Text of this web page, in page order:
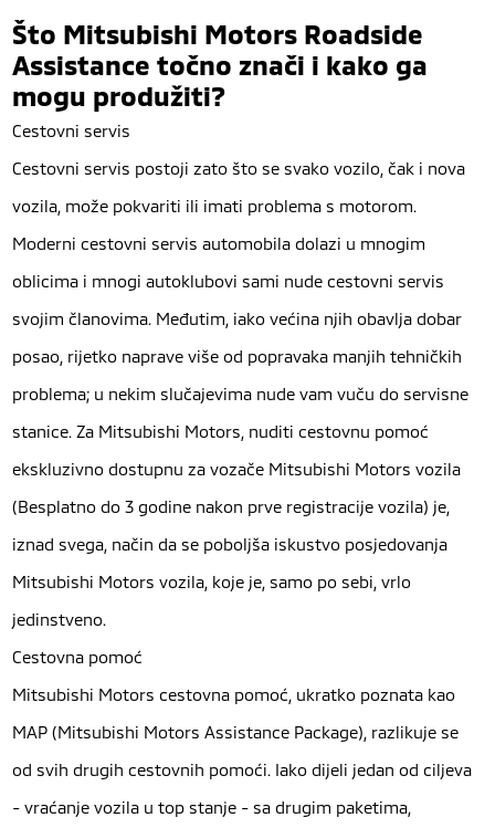
Što Mitsubishi Motors Roadside
Assistance točno znači i kako ga
mogu produžiti?
Cestovni servis
Cestovni servis postoji zato što se svako vozilo, čak i nova
vozila, može pokvariti ili imati problema s motorom.
Moderni cestovni servis automobila dolazi u mnogim
oblicima i mnogi autoklubovi sami nude cestovni servis
svojim članovima. Međutim, iako većina njih obavlja dobar
posao, rijetko naprave više od popravaka manjih tehničkih
problema; u nekim slučajevima nude vam vuču do servisne
stanice. Za Mitsubishi Motors, nuditi cestovnu pomoć
ekskluzivno dostupnu za vozače Mitsubishi Motors vozila
(Besplatno do 3 godine nakon prve registracije vozila) je,
iznad svega, način da se poboljša iskustvo posjedovanja
Mitsubishi Motors vozila, koje je, samo po sebi, vrlo
jedinstveno.
Cestovna pomoć
Mitsubishi Motors cestovna pomoć, ukratko poznata kao
MAP (Mitsubishi Motors Assistance Package), razlikuje se
od svih drugih cestovnih pomoći. Iako dijeli jedan od ciljeva
- vraćanje vozila u top stanje - sa drugim paketima,